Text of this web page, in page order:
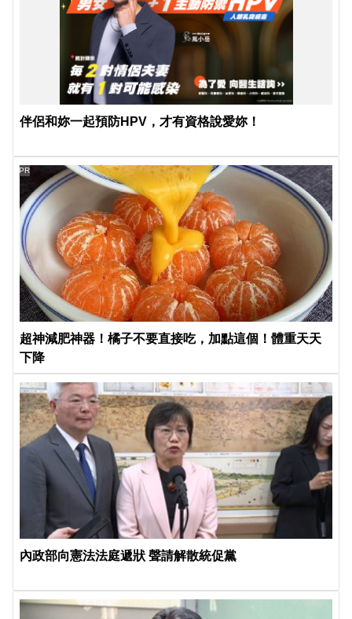
伴侶和妳一起預防HPV，才有資格說愛妳！
超神減肥神器！橘子不要直接吃，加點這個！體重天天
下降
PR
內政部向憲法法庭遞狀 聲請解散統促黨